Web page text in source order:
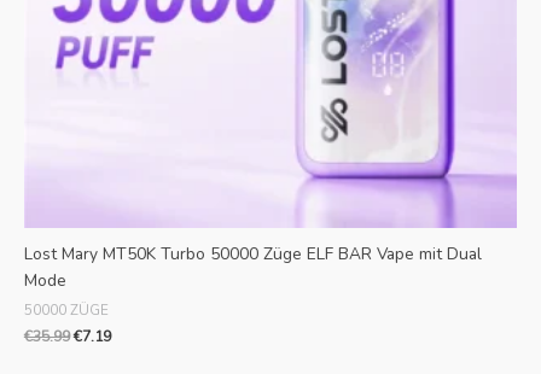
Lost Mary MT50K Turbo 50000 Züge ELF BAR Vape mit Dual
Mode
50000 ZÜGE
€35.99€7.19